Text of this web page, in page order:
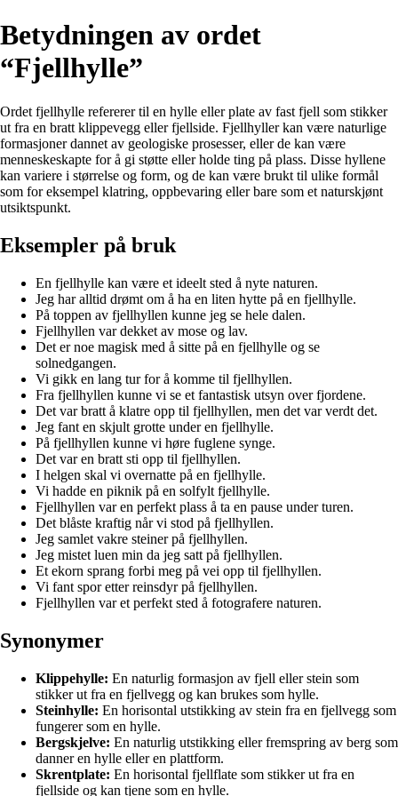
Betydningen av ordet
“Fjellhylle”
Ordet fjellhylle refererer til en hylle eller plate av fast fjell som stikker
ut fra en bratt klippevegg eller fjellside. Fjellhyller kan være naturlige
formasjoner dannet av geologiske prosesser, eller de kan være
menneskeskapte for å gi støtte eller holde ting på plass. Disse hyllene
kan variere i størrelse og form, og de kan være brukt til ulike formål
som for eksempel klatring, oppbevaring eller bare som et naturskjønt
utsiktspunkt.
Eksempler på bruk
En fjellhylle kan være et ideelt sted å nyte naturen.
Jeg har alltid drømt om å ha en liten hytte på en fjellhylle.
På toppen av fjellhyllen kunne jeg se hele dalen.
Fjellhyllen var dekket av mose og lav.
Det er noe magisk med å sitte på en fjellhylle og se
solnedgangen.
Vi gikk en lang tur for å komme til fjellhyllen.
Fra fjellhyllen kunne vi se et fantastisk utsyn over fjordene.
Det var bratt å klatre opp til fjellhyllen, men det var verdt det.
Jeg fant en skjult grotte under en fjellhylle.
På fjellhyllen kunne vi høre fuglene synge.
Det var en bratt sti opp til fjellhyllen.
I helgen skal vi overnatte på en fjellhylle.
Vi hadde en piknik på en solfylt fjellhylle.
Fjellhyllen var en perfekt plass å ta en pause under turen.
Det blåste kraftig når vi stod på fjellhyllen.
Jeg samlet vakre steiner på fjellhyllen.
Jeg mistet luen min da jeg satt på fjellhyllen.
Et ekorn sprang forbi meg på vei opp til fjellhyllen.
Vi fant spor etter reinsdyr på fjellhyllen.
Fjellhyllen var et perfekt sted å fotografere naturen.
Synonymer
Klippehylle: En naturlig formasjon av fjell eller stein som
stikker ut fra en fjellvegg og kan brukes som hylle.
Steinhylle: En horisontal utstikking av stein fra en fjellvegg som
fungerer som en hylle.
Bergskjelve: En naturlig utstikking eller fremspring av berg som
danner en hylle eller en plattform.
Skrentplate: En horisontal fjellflate som stikker ut fra en
fjellside og kan tjene som en hylle.